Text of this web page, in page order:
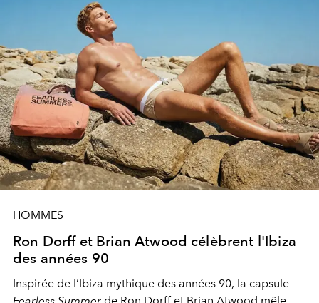
HOMMES
Ron Dorff et Brian Atwood célèbrent l'Ibiza
des années 90
Inspirée de l’Ibiza mythique des années 90, la capsule